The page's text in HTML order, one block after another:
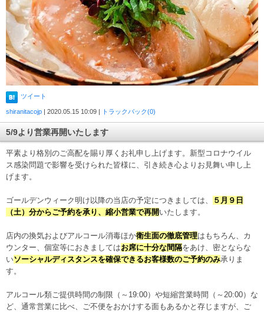
ツイート
shiranitacojp | 2020.05.15 10:09 | トラックバック(0)
5/9より営業再開いたします
平素より格別のご高配を賜り厚くお礼申し上げます。新型コロナウイル
ス感染問題で影響を受けられた皆様に、引き続き心よりお見舞い申し上
げます。
ゴールデンウィーク明け以降の当店の予定につきましては、
５月９日
（土）分からご予約を承り、縮小営業で再開 いたします。
店内の換気およびアルコール消毒ほか衛生面の徹底管理はもちろん、カ
ウンター、個室等におきましてはお席に十分な間隔をあけ、密とならな
いソーシャルディスタンスを確保できるお客様数のご予約のみ承りま
す。
アルコール類ご提供時間の制限（～19:00）や短縮営業時間（～20:00）な
ど、通常営業に比べ、ご不便をおかけする面もあるかと存じますが、ご